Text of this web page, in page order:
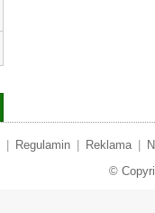
Regulamin Reklama
©